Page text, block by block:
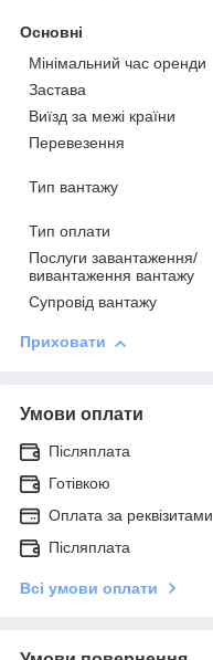
Основні
Мінімальний час оренди
Застава
Виїзд за межі країни
Перевезення
Тип вантажу
Тип оплати
Послуги завантаження/
вивантаження вантажу
Супровід вантажу
Приховати
Умови оплати
Післяплата
Готівкою
Оплата за реквізитами
Післяплата
Всі умови оплати